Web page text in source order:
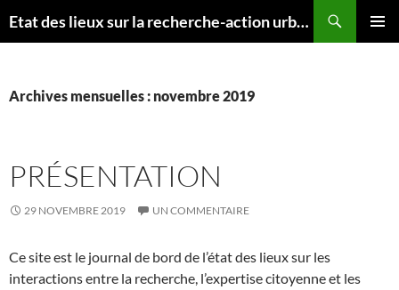
au
Etat des lieux sur la recherche-action urbaine
Archives mensuelles : novembre 2019
PRÉSENTATION
29 NOVEMBRE 2019 UN COMMENTAIRE
Ce site est le journal de bord de l’état des lieux sur les
interactions entre la recherche, l’expertise citoyenne et les